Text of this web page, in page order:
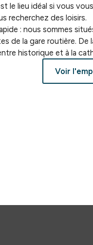
le lieu idéal si vous
recherchez des loisirs.
: nous sommes
de la gare routière.
historique et à la
Voir